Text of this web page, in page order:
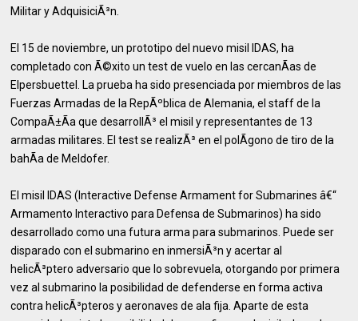
Militar y AdquisiciÃ³n.
El 15 de noviembre, un prototipo del nuevo misil IDAS, ha
completado con Ã©xito un test de vuelo en las cercanÃ­as de
Elpersbuettel. La prueba ha sido presenciada por miembros de las
Fuerzas Armadas de la RepÃºblica de Alemania, el staff de la
CompaÃ±Ã­a que desarrollÃ³ el misil y representantes de 13
armadas militares. El test se realizÃ³ en el polÃ­gono de tiro de la
bahÃ­a de Meldofer.
El misil IDAS (Interactive Defense Armament for Submarines â€“
Armamento Interactivo para Defensa de Submarinos) ha sido
desarrollado como una futura arma para submarinos. Puede ser
disparado con el submarino en inmersiÃ³n y acertar al
helicÃ³ptero adversario que lo sobrevuela, otorgando por primera
vez al submarino la posibilidad de defenderse en forma activa
contra helicÃ³pteros y aeronaves de ala fija. Aparte de esta